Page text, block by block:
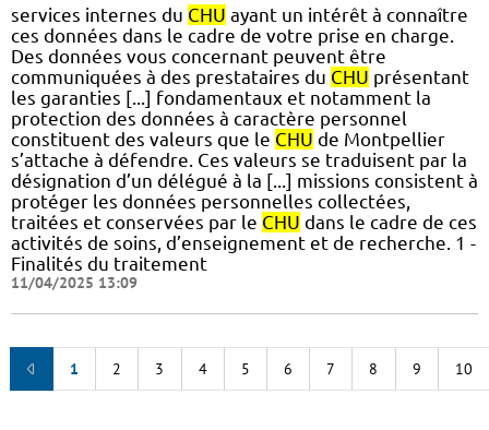
services internes du CHU ayant un intérêt à connaître
ces données dans le cadre de votre prise en charge.
Des données vous concernant peuvent être
communiquées à des prestataires du CHU présentant
les garanties [...] fondamentaux et notamment la
protection des données à caractère personnel
constituent des valeurs que le CHU de Montpellier
s’attache à défendre. Ces valeurs se traduisent par la
désignation d’un délégué à la [...] missions consistent à
protéger les données personnelles collectées,
traitées et conservées par le CHU dans le cadre de ces
activités de soins, d’enseignement et de recherche. 1 -
Finalités du traitement
11/04/2025 13:09
1 2 3 4 5 6 7 8 9 10